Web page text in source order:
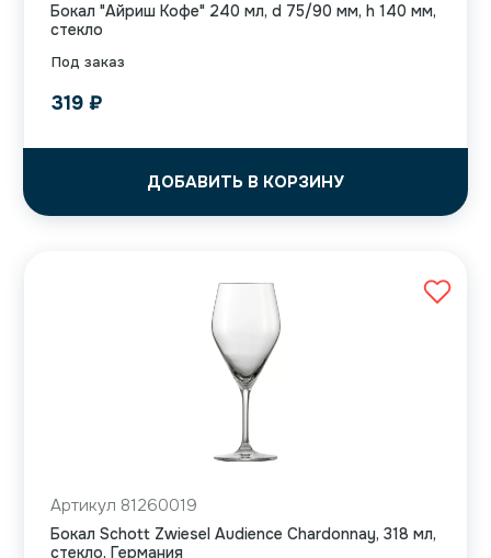
Под заказ
Бокал "Айриш Кофе" 240 мл, d 75/90 мм, h 140 мм,
стекло
319 ₽
ДОБАВИТЬ В КОРЗИНУ
Артикул 81260019
Бокал Schott Zwiesel Audience Chardonnay, 318 мл,
стекло, Германия